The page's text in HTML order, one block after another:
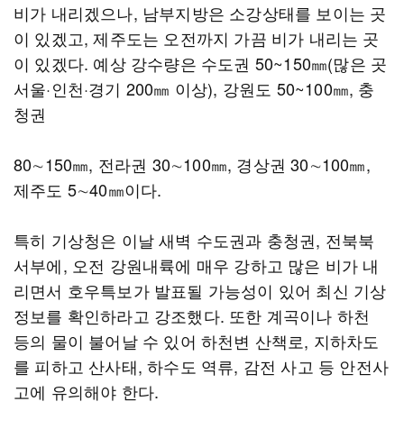
비가 내리겠으나, 남부지방은 소강상태를 보이는 곳
이 있겠고, 제주도는 오전까지 가끔 비가 내리는 곳
이 있겠다. 예상 강수량은 수도권 50~150㎜(많은 곳
서울·인천·경기 200㎜ 이상), 강원도 50~100㎜, 충
청권
80∼150㎜, 전라권 30∼100㎜, 경상권 30∼100㎜,
제주도 5∼40㎜이다.
특히 기상청은 이날 새벽 수도권과 충청권, 전북북
서부에, 오전 강원내륙에 매우 강하고 많은 비가 내
리면서 호우특보가 발표될 가능성이 있어 최신 기상
정보를 확인하라고 강조했다. 또한 계곡이나 하천
등의 물이 불어날 수 있어 하천변 산책로, 지하차도
를 피하고 산사태, 하수도 역류, 감전 사고 등 안전사
고에 유의해야 한다.